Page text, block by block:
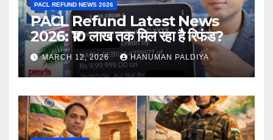
PACL REFUND NEWS 2026
PACL Refund Latest News
2026: ₹10 लाख तक मिल रहा है रिफंड?
MARCH 12, 2026 HANUMAN PALDIYA